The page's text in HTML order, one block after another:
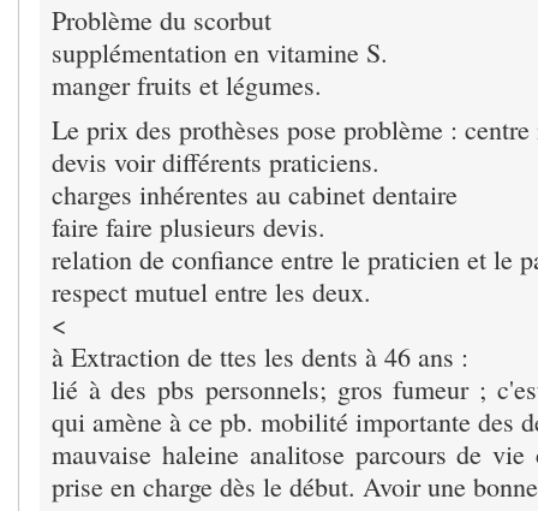
Problème du scorbut
supplémentation en vitamine S.
manger fruits et légumes.
Le prix des prothèses pose problème :
devis voir différents praticiens.
charges inhérentes au cabinet dentaire
faire faire plusieurs devis.
relation de confiance entre le praticien et le
respect mutuel entre les deux.
<
à Extraction de ttes les dents à 46 ans :
lié à des pbs personnels; gros fumeur ;
qui amène à ce pb. mobilité importante des
mauvaise haleine analitose parcours de vie
prise en charge dès le début. Avoir une